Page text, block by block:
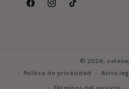
FacebookInstagram
TikTok
© 2026,
Política de privacidad
Aviso